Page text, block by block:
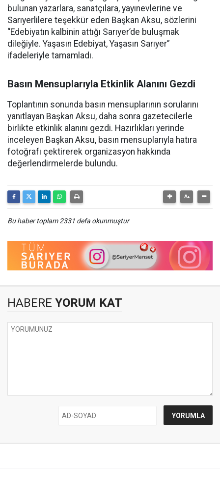
bulunan yazarlara, sanatçılara, yayınevlerine ve
Sarıyerlilere teşekkür eden Başkan Aksu, sözlerini
“Edebiyatın kalbinin attığı Sarıyer’de buluşmak
dileğiyle. Yaşasın Edebiyat, Yaşasın Sarıyer”
ifadeleriyle tamamladı.
Basın Mensuplarıyla Etkinlik Alanını Gezdi
Toplantının sonunda basın mensuplarının sorularını
yanıtlayan Başkan Aksu, daha sonra gazetecilerle
birlikte etkinlik alanını gezdi. Hazırlıkları yerinde
inceleyen Başkan Aksu, basın mensuplarıyla hatıra
fotoğrafı çektirerek organizasyon hakkında
değerlendirmelerde bulundu.
Bu haber toplam 2331 defa okunmuştur
HABERE YORUM KAT